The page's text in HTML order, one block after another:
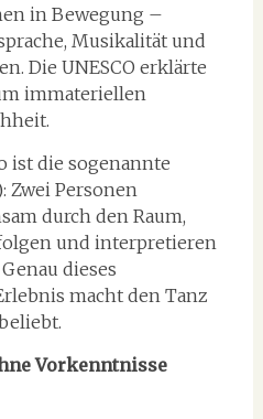
in Bewegung –
Musikalität und
Die UNESCO erklärte
immateriellen
ist die sogenannte
Zwei Personen
durch den Raum,
und interpretieren
dieses
macht den Tanz
Vorkenntnisse